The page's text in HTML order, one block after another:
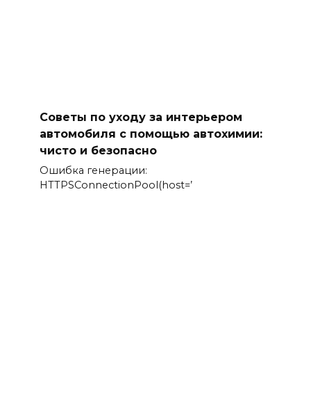
Советы по уходу за интерьером
автомобиля с помощью автохимии:
чисто и безопасно
Ошибка генерации:
HTTPSConnectionPool(host=’